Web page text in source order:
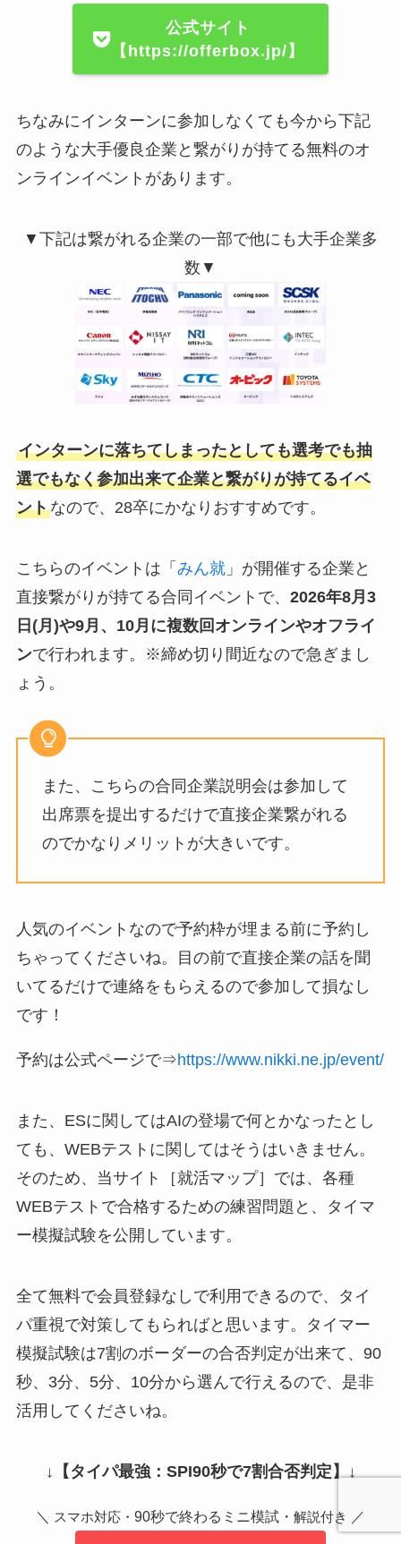
公式サイト
【https://offerbox.jp/】
ちなみにインターンに参加しなくても今から下記
のような大手優良企業と繋がりが持てる無料のオ
ンラインイベントがあります。
▼下記は繋がれる企業の一部で他にも大手企業多
数▼
インターンに落ちてしまったとしても選考でも抽
選でもなく参加出来て企業と繋がりが持てるイベ
ントなので、28卒にかなりおすすめです。
こちらのイベントは「 みん就」が開催する企業と
直接繋がりが持てる合同イベントで、 2026年8月3
日(月)や9月、10月 に複数回オンラインやオフライ
ンで行われます。※締め切り間近なので急ぎまし
ょう。
また、こちらの合同企業説明会は参加して
出席票を提出するだけで直接企業繋がれる
のでかなりメリットが大きいです。
人気のイベントなので予約枠が埋まる前に予約し
ちゃってくださいね。目の前で直接企業の話を聞
いてるだけで連絡をもらえるので参加して損なし
です！
予約は公式ページで⇒https://www.nikki.ne.jp/event/
また、ESに関してはAIの登場で何とかなったとし
ても、WEBテストに関してはそうはいきません。
そのため、当サイト［就活マップ］では、各種
WEBテストで合格するための練習問題と、タイマ
ー模擬試験を公開しています。
全て無料で会員登録なしで利用できるので、タイ
パ重視で対策してもらればと思います。タイマー
模擬試験は7割のボーダーの合否判定が出来て、90
秒、3分、5分、10分から選んで行えるので、是非
活用してくださいね。
↓ 【タイパ最強：SPI90秒で7割合否判定】 ↓
＼ スマホ対応・ 90秒で終わるミニ模試・ 解説付き ／